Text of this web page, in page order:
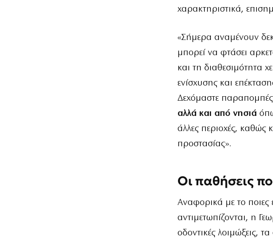
χαρακτηριστικά,
«Σήμερα αναμένουν
μπορεί να φτάσει
και τη διαθεσιμότητα
ενίσχυσης και
Δεχόμαστε
αλλά και από νησιά
άλλες περιοχές, καθώς
προστασίας».
Οι παθήσεις
Αναφορικά με το ποιες
αντιμετωπίζονται, η
οδοντικές λοιμώξεις,